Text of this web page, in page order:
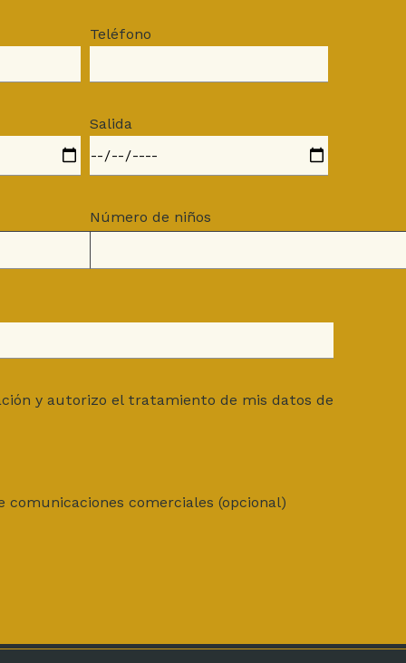
Teléfono
Salida
Número de niños
y autorizo el tratamiento de mis datos de
comunicaciones comerciales (opcional)
2027200 | P.iva 00270200553 |